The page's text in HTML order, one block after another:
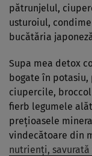
pătrunjelul,
usturoiul,
bucătăria
Supa mea detox
bogate în potasiu,
ciupercile,
fierb legumele
preţioasele
vindecătoare din
nutrienţi,